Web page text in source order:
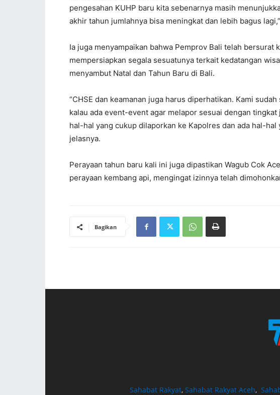
pengesahan KUHP baru kita sebenarnya masih
akhir tahun jumlahnya bisa meningkat dan lebih bagus
Ia juga menyampaikan bahwa Pemprov Bali telah bersurat
mempersiapkan segala sesuatunya terkait kedatangan
menyambut Natal dan Tahun Baru di Bali.
“CHSE dan keamanan juga harus diperhatikan. Kami
kalau ada event-event agar melapor sesuai dengan
hal-hal yang cukup dilaporkan ke Kapolres dan ada hal-hal
jelasnya.
Perayaan tahun baru kali ini juga dipastikan Wagub Cok
perayaan kembang api, mengingat izinnya telah
Bagikan
Sahabat Rakyat, Sahabat Rakyat Aceh,